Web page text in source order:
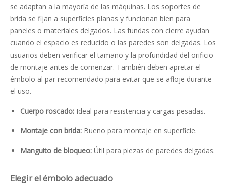
se adaptan a la mayoría de las máquinas. Los soportes de
brida se fijan a superficies planas y funcionan bien para
paneles o materiales delgados. Las fundas con cierre ayudan
cuando el espacio es reducido o las paredes son delgadas. Los
usuarios deben verificar el tamaño y la profundidad del orificio
de montaje antes de comenzar. También deben apretar el
émbolo al par recomendado para evitar que se afloje durante
el uso.
Cuerpo roscado: Ideal para resistencia y cargas pesadas.
Montaje con brida: Bueno para montaje en superficie.
Manguito de bloqueo: Útil para piezas de paredes delgadas.
Elegir el émbolo adecuado